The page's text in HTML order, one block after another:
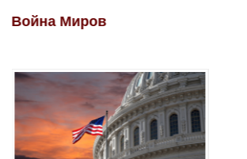
Война Миров